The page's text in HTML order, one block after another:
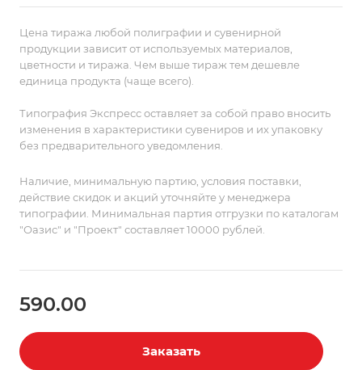
Цена тиража любой полиграфии и сувенирной
продукции зависит от используемых материалов,
цветности и тиража. Чем выше тираж тем дешевле
единица продукта (чаще всего).
Типография Экспресс оставляет за собой право вносить
изменения в характеристики сувениров и их упаковку
без предварительного уведомления.
Наличие, минимальную партию, условия поставки,
действие скидок и акций уточняйте у менеджера
типографии. Минимальная партия отгрузки по каталогам
"Оазис" и "Проект" составляет 10000 рублей.
590.00
Заказать